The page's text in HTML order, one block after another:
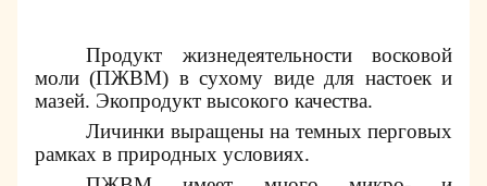
Продукт жизнедеятельности восковой
моли (ПЖВМ) в сухому виде для настоек и
мазей. Экопродукт высокого качества.
Личинки выращены на темных перговых
рамках в природных условиях.